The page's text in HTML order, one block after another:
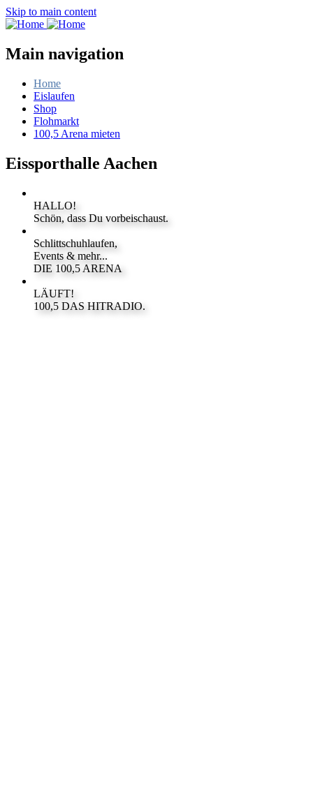
Skip to main content
Main navigation
Home
Eislaufen
Shop
Flohmarkt
100,5 Arena mieten
Eissporthalle Aachen
HALLO!
Schön, dass Du vorbeischaust.
Schlittschuhlaufen,
Events & mehr...
DIE 100,5 ARENA
LÄUFT!
100,5 DAS HITRADIO.